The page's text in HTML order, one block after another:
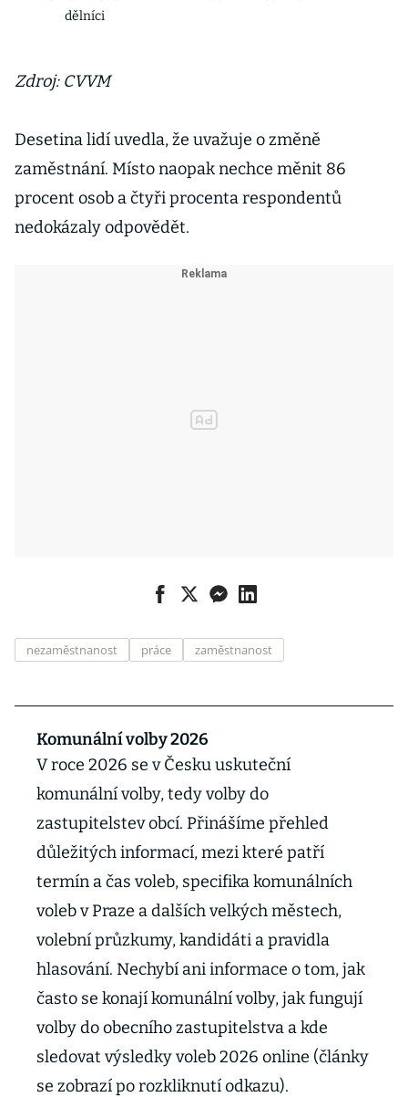
dělníci
Zdroj: CVVM
Desetina lidí uvedla, že uvažuje o změně
zaměstnání. Místo naopak nechce měnit 86
procent osob a čtyři procenta respondentů
nedokázaly odpovědět.
nezaměstnanost práce zaměstnanost
Komunální volby 2026
V roce 2026 se v Česku uskuteční
komunální volby, tedy volby do
zastupitelstev obcí. Přinášíme přehled
důležitých informací, mezi které patří
termín a čas voleb, specifika komunálních
voleb v Praze a dalších velkých městech,
volební průzkumy, kandidáti a pravidla
hlasování. Nechybí ani informace o tom, jak
často se konají komunální volby, jak fungují
volby do obecního zastupitelstva a kde
sledovat výsledky voleb 2026 online (články
se zobrazí po rozkliknutí odkazu).